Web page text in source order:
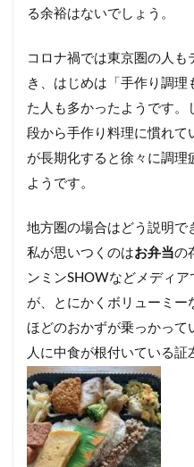
る余裕はないでしょう。
コロナ禍では東京圏の人
き、はじめは「手作り調
た人も多かったようです
段から手作り料理に慣れて
が長期化すると徐々に調理
ようです。
地方圏の場合はどう説明で
私が思いつくのはお弁当の
ンミンSHOWなどメディ
が、とにかくボリューミー
ほどのおかずが乗っかって
人に中食が根付いている証